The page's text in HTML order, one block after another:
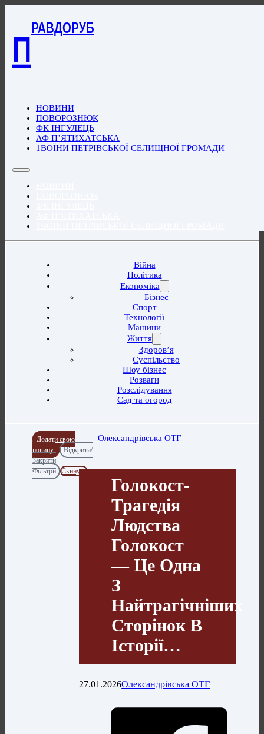
П
РАВДОРУБ
НОВИНИ
ПОВОРОЗНЮК
ФК ІНГУЛЕЦЬ
АФ П’ЯТИХАТСЬКА
1ВОЇНИ ПЕТРІВСЬКОЇ СЕЛИЩНОЇ ГРОМАДИ
Війна
Політика
Економіка
Бізнес
Спорт
Технології
Машини
Життя
Здоров’я
Суспільство
Шоу бізнес
Розваги
Розслідування
Сад та огород
Додати свою
новину
Відкрити/
Закрити
Фільтри
Скинути
Олександрівська ОТГ
Голокост-
Трагедія
Людства
Голокост
— Це Одна
З
Найтрагічніших
Сторінок В
Історії…
27.01.2026Олександрівська ОТГ